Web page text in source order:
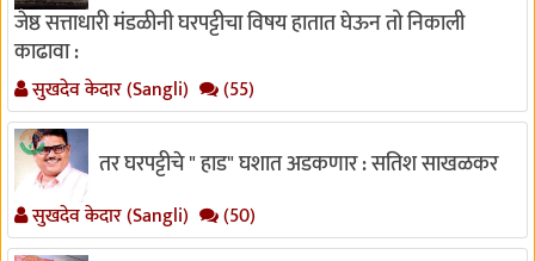
जेष्ठ सत्ताधारी मंडळीनी घरपट्टीचा विषय हातात घेऊन तो निकाली
काढावा :
सुखदेव केदार (Sangli) (55)
तर घरपट्टीचे " हाड" घशात अडकणार : सतिश साखळकर
सुखदेव केदार (Sangli) (50)